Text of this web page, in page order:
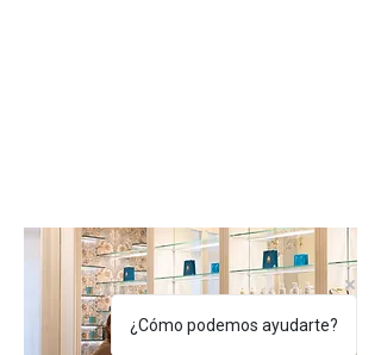
¿Cómo podemos ayudarte?